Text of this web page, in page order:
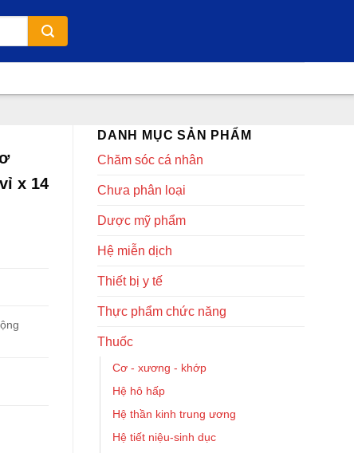
DANH MỤC SẢN PHẨM
Chăm sóc cá nhân
Chưa phân loại
Dược mỹ phẩm
Hệ miễn dịch
Thiết bị y tế
Thực phẩm chức năng
Thuốc
Cơ - xương - khớp
Hệ hô hấp
Hệ thần kinh trung ương
Hệ tiết niệu-sinh dục
x 14